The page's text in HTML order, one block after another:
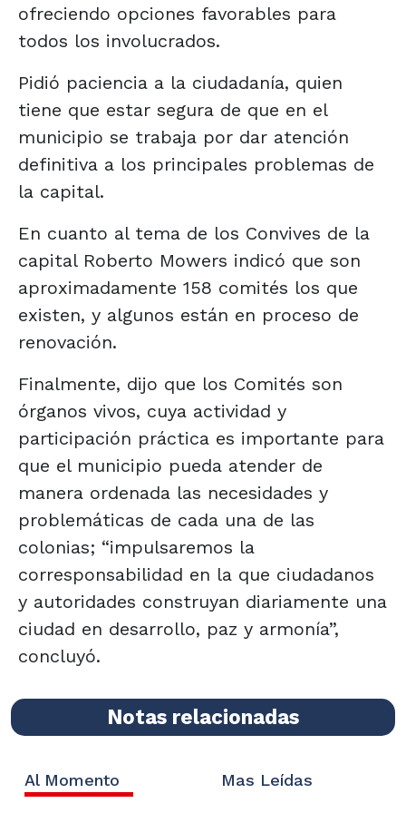
ofreciendo opciones favorables para
todos los involucrados.
Pidió paciencia a la ciudadanía, quien
tiene que estar segura de que en el
municipio se trabaja por dar atención
definitiva a los principales problemas de
la capital.
En cuanto al tema de los Convives de la
capital Roberto Mowers indicó que son
aproximadamente 158 comités los que
existen, y algunos están en proceso de
renovación.
Finalmente, dijo que los Comités son
órganos vivos, cuya actividad y
participación práctica es importante para
que el municipio pueda atender de
manera ordenada las necesidades y
problemáticas de cada una de las
colonias; “impulsaremos la
corresponsabilidad en la que ciudadanos
y autoridades construyan diariamente una
ciudad en desarrollo, paz y armonía”,
concluyó.
Notas relacionadas
Al Momento Mas Leídas